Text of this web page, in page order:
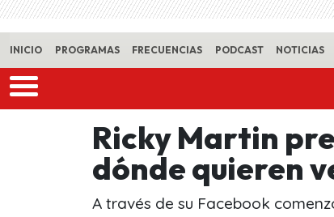
INICIO PROGRAMAS FRECUENCIAS PODCAST NOTICIAS
Ricky Martin
dónde quieren
A través de su Facebook